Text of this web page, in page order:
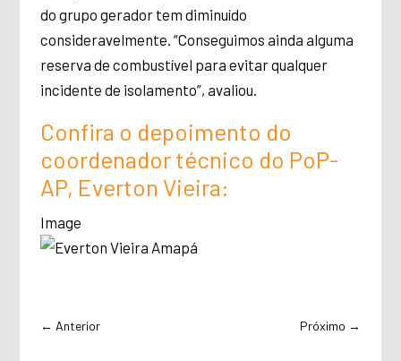
do grupo gerador tem diminuído
consideravelmente. “Conseguimos ainda alguma
reserva de combustível para evitar qualquer
incidente de isolamento”, avaliou.
Confira o depoimento do
coordenador técnico do PoP-
AP, Everton Vieira:
Image
← Anterior Próximo →